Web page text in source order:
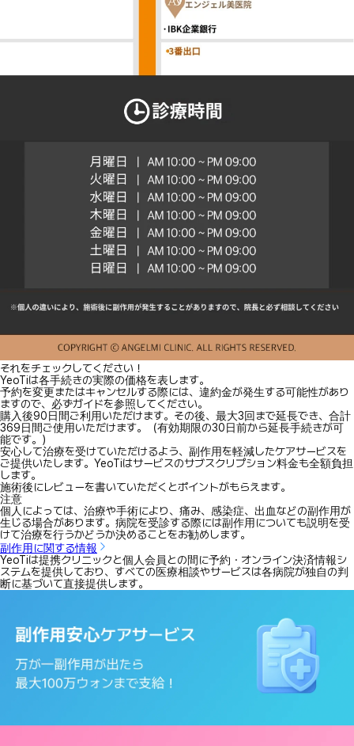
それをチェックしてください！
YeoTiは各手続きの実際の価格を表します。
予約を変更またはキャンセルする際には、違約金が発生する可能性があり
ますので、必ずガイドを参照してください。
購入後90日間ご利用いただけます。その後、最大3回まで延長でき、合計
369日間ご使用いただけます。（有効期限の30日前から延長手続きが可
能です。）
安心して治療を受けていただけるよう、副作用を軽減したケアサービスを
ご提供いたします。YeoTiはサービスのサブスクリプション料金も全額負担
します。
施術後にレビューを書いていただくとポイントがもらえます。
注意
個人によっては、治療や手術により、痛み、感染症、出血などの副作用が
生じる場合があります。病院を受診する際には副作用についても説明を受
けて治療を行うかどうか決めることをお勧めします。
副作用に関する情報
YeoTiは提携クリニックと個人会員との間に予約・オンライン決済情報シ
ステムを提供しており、すべての医療相談やサービスは各病院が独自の判
断に基づいて直接提供します。